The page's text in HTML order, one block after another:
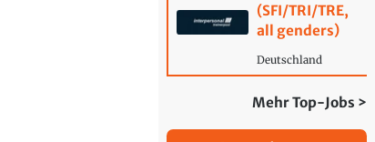
(SFI/TRI/TRE,
all genders)
Deutschland
Mehr Top-Jobs >